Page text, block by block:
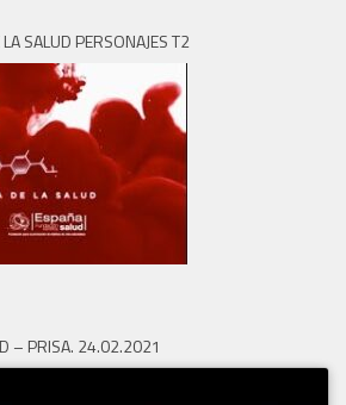
SALUD PERSONAJES T2
– PRISA. 24.02.2021